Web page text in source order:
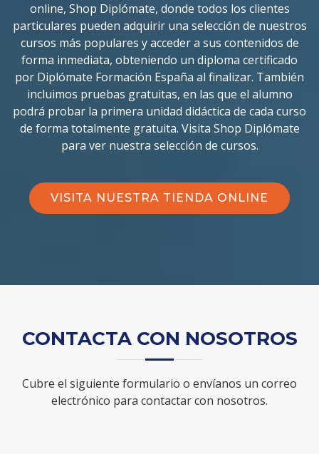
online, Shop Diplómate, donde todos los clientes
particulares pueden adquirir una selección de nuestros
cursos más populares y acceder a sus contenidos de
forma inmediata, obteniendo un diploma certificado
por Diplómate Formación España al finalizar. También
incluimos pruebas gratuitas, en las que el alumno
podrá probar la primera unidad didáctica de cada curso
de forma totalmente gratuita. Visita Shop Diplómate
para ver nuestra selección de cursos.
VISITA NUESTRA TIENDA ONLINE
CONTACTA CON NOSOTROS
Cubre el siguiente formulario o envíanos un correo
electrónico para contactar con nosotros.